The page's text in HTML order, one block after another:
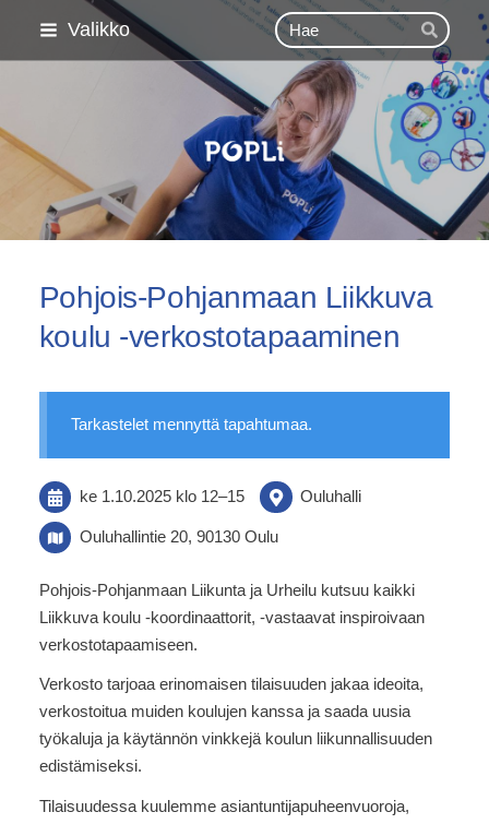
Siirry
Valikko
Haku
Hae
Pohjois-Pohjanmaan
Pohjois-Pohjanmaan Liikkuva
koulu -verkostotapaaminen
Tarkastelet mennyttä tapahtumaa.
ke 1.10.2025 klo 12–15 Ouluhalli
Ouluhallintie 20, 90130 Oulu
Pohjois-Pohjanmaan Liikunta ja Urheilu kutsuu kaikki
Liikkuva koulu -koordinaattorit, -vastaavat inspiroivaan
verkostotapaamiseen.
Verkosto tarjoaa erinomaisen tilaisuuden jakaa ideoita,
verkostoitua muiden koulujen kanssa ja saada uusia
työkaluja ja käytännön vinkkejä koulun liikunnallisuuden
edistämiseksi.
Tilaisuudessa kuulemme asiantuntijapuheenvuoroja,